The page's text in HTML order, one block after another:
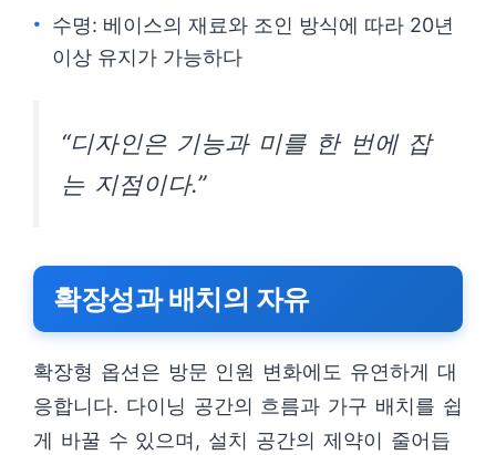
수명: 베이스의 재료와 조인 방식에 따라 20년
이상 유지가 가능하다
“디자인은 기능과 미를 한 번에 잡
는 지점이다.”
확장성과 배치의 자유
확장형 옵션은 방문 인원 변화에도 유연하게 대
응합니다. 다이닝 공간의 흐름과 가구 배치를 쉽
게 바꿀 수 있으며, 설치 공간의 제약이 줄어듭